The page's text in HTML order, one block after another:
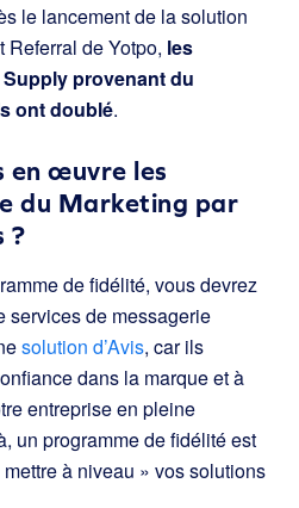
le lancement de la solution
Referral de Yotpo, les
provenant du
ont doublé.
en œuvre les
du Marketing par
?
de fidélité, vous devrez
services de messagerie
solution d’Avis, car ils
dans la marque et à
entreprise en pleine
un programme de fidélité est
à niveau » vos solutions